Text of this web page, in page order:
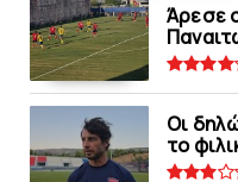
Άρεσε
Οι
το